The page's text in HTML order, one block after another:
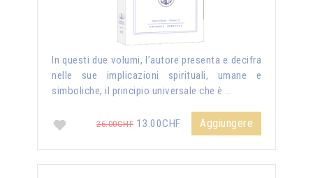
In questi due volumi, l’autore presenta e decifra
nelle sue implicazioni spirituali, umane e
simboliche, il principio universale che è …
26.00CHF 13.00CHF Aggiungere